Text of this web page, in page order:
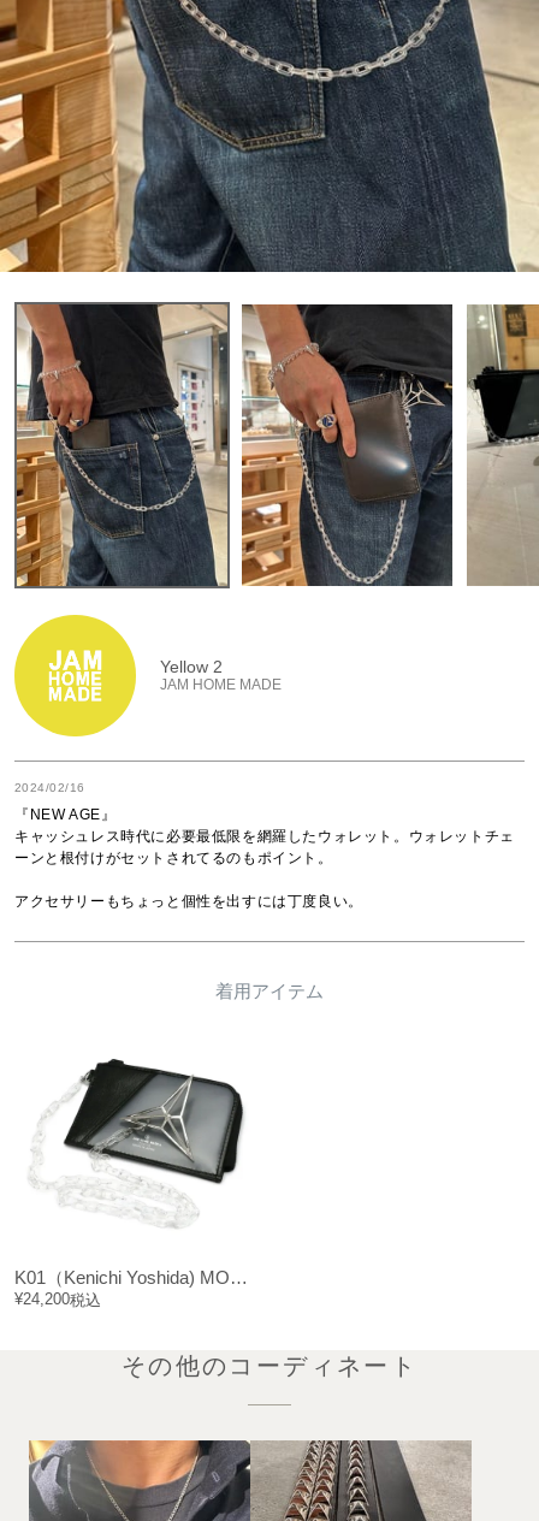
Yellow 2
JAM HOME MADE
2024/02/16
『NEW AGE』
キャッシュレス時代に必要最低限を網羅したウォレット。ウォレットチェ
ーンと根付けがセットされてるのもポイント。
アクセサリーもちょっと個性を出すには丁度良い。
着用アイテム
K01（Kenichi Yoshida) MODEL L字ファスナー二つ折り財布 /フラグメントケース
¥24,200税込
その他のコーディネート